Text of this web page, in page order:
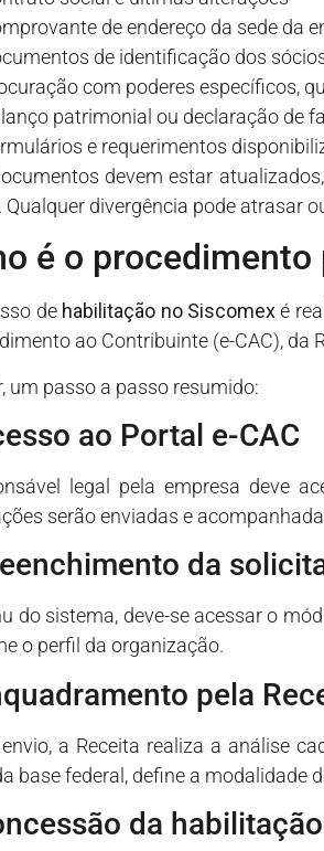
de endereço da sede da
de identificação dos
com poderes específicos,
patrimonial ou declaração de
e requerimentos
devem estar
Qualquer divergência pode atrasar
é o
de habilitação no Siscomexé
ao Contribuinte (e-CAC), da
um passo a passo resumido:
ao Portal e-CAC
legal pela empresa deve
serão enviadas e
da
do sistema, deve-se acessar o
o perfil da organização.
pela
a Receita realiza a análise
base federal, define a modalidade
da habilitação